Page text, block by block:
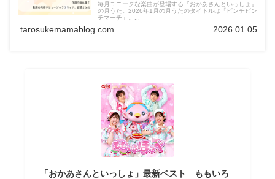
毎月ユニークな楽曲が登場する『おかあさんといっしょ』
の月うた。2026年1月の月うたのタイトルは「ピンチピン
チマーチ」。...
tarosukemamablog.com 2026.01.05
「おかあさんといっしょ」最新ベスト ももいろ